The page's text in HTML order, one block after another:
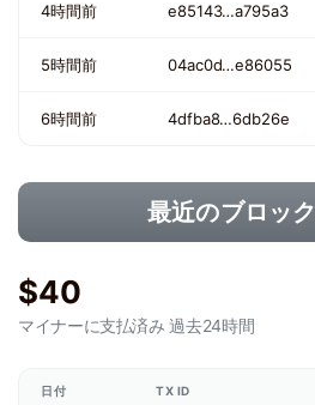
4時間前 e85143…a795a3
5時間前 04ac0d…e86055
6時間前 4dfba8…6db26e
最近のブロッ
$40
マイナーに支払済み過去24時間
日付 TX ID